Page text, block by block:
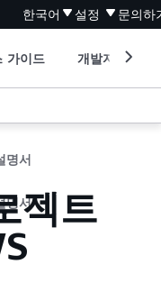
한국어 설정 문의하
가이드 개발자 도구
명서
명서젝트